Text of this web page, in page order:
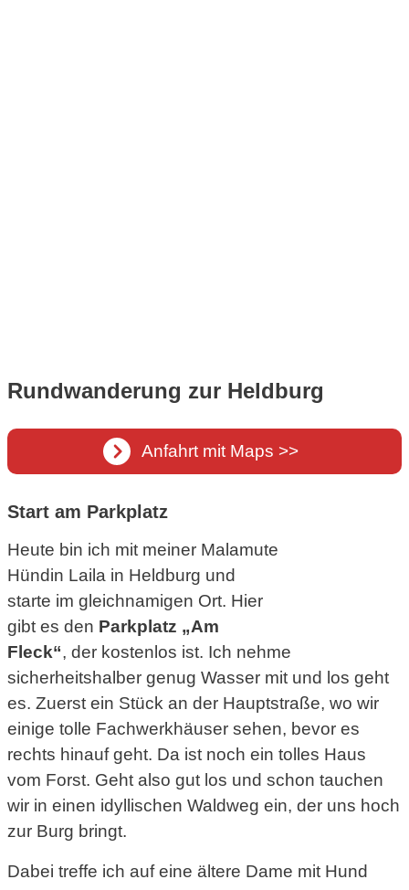
Rundwanderung zur Heldburg
Anfahrt mit Maps >>
Start am Parkplatz
Heute bin ich mit meiner Malamute
Hündin Laila in Heldburg und
starte im gleichnamigen Ort. Hier
gibt es den Parkplatz „Am
Fleck“, der kostenlos ist. Ich nehme
sicherheitshalber genug Wasser mit und los geht
es. Zuerst ein Stück an der Hauptstraße, wo wir
einige tolle Fachwerkhäuser sehen, bevor es
rechts hinauf geht. Da ist noch ein tolles Haus
vom Forst. Geht also gut los und schon tauchen
wir in einen idyllischen Waldweg ein, der uns hoch
zur Burg bringt.
Dabei treffe ich auf eine ältere Dame mit Hund